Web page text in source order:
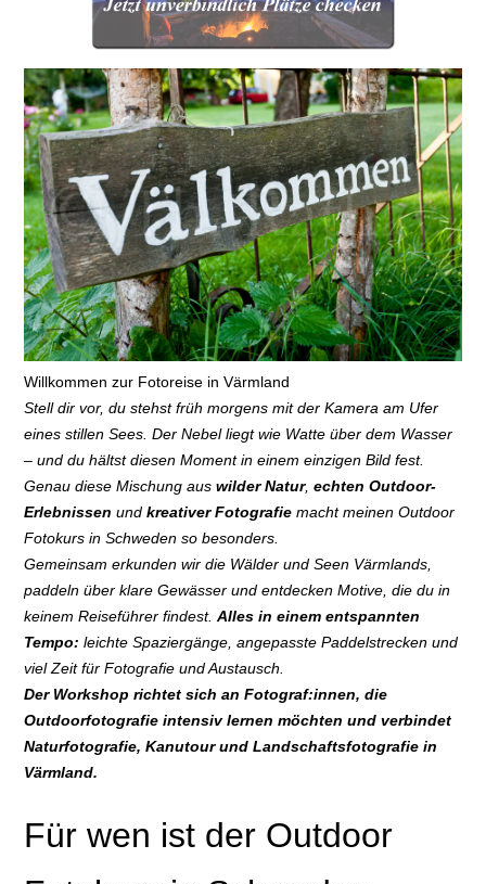
Willkommen zur Fotoreise in Värmland
Stell dir vor, du stehst früh morgens mit der Kamera am Ufer
eines stillen Sees. Der Nebel liegt wie Watte über dem Wasser
– und du hältst diesen Moment in einem einzigen Bild fest.
Genau diese Mischung aus wilder Natur, echten Outdoor-
Erlebnissen und kreativer Fotografiemacht meinen Outdoor
Fotokurs in Schweden so besonders.
Gemeinsam erkunden wir die Wälder und Seen Värmlands,
paddeln über klare Gewässer und entdecken Motive, die du in
keinem Reiseführer findest. Alles in einem entspannten
Tempo: leichte Spaziergänge, angepasste Paddelstrecken und
viel Zeit für Fotografie und Austausch.
Der Workshop richtet sich an Fotograf:innen, die
Outdoorfotografie intensiv lernen möchten und verbindet
Naturfotografie, Kanutour und Landschaftsfotografie in
Värmland.
Für wen ist der Outdoor